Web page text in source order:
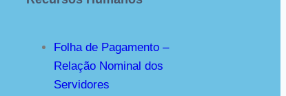
Folha de Pagamento –
Relação Nominal dos
Servidores